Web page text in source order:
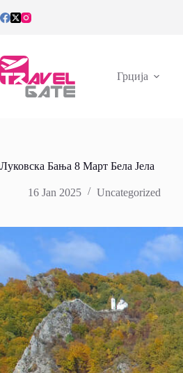
to
Грција
Луковска Бања 8 Март Бела Јела
16 Jan 2025 Uncategorized